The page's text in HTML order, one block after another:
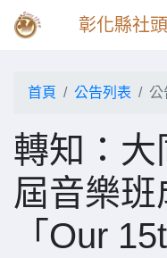
彰化縣社
首頁 公告列表 公
轉知：大
屆音樂
「Our